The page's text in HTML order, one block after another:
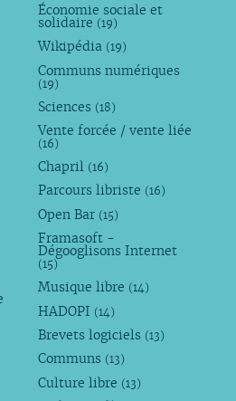
Économie sociale et
solidaire (19)
Wikipédia (19)
Communs numériques
(19)
Sciences (18)
Vente forcée / vente liée
(16)
Chapril (16)
Parcours libriste (16)
Open Bar (15)
Framasoft -
Dégooglisons Internet
(15)
Musique libre (14)
HADOPI (14)
Brevets logiciels (13)
Communs (13)
Culture libre (13)